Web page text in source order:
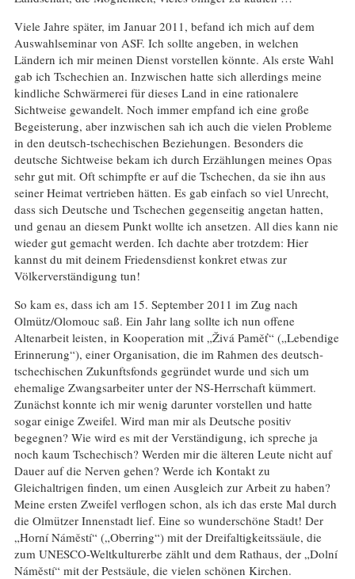
Viele Jahre später, im Januar 2011, befand ich mich auf dem
Auswahlseminar von ASF. Ich sollte angeben, in welchen
Ländern ich mir meinen Dienst vorstellen könnte. Als erste Wahl
gab ich Tschechien an. Inzwischen hatte sich allerdings meine
kindliche Schwärmerei für dieses Land in eine rationalere
Sichtweise gewandelt. Noch immer empfand ich eine große
Begeisterung, aber inzwischen sah ich auch die vielen Probleme
in den deutsch-tschechischen Beziehungen. Besonders die
deutsche Sichtweise bekam ich durch Erzählungen meines Opas
sehr gut mit. Oft schimpfte er auf die Tschechen, da sie ihn aus
seiner Heimat vertrieben hätten. Es gab einfach so viel Unrecht,
dass sich Deutsche und Tschechen gegenseitig angetan hatten,
und genau an diesem Punkt wollte ich ansetzen. All dies kann nie
wieder gut gemacht werden. Ich dachte aber trotzdem: Hier
kannst du mit deinem Friedensdienst konkret etwas zur
Völkerverständigung tun!
So kam es, dass ich am 15. September 2011 im Zug nach
Olmütz/Olomouc saß. Ein Jahr lang sollte ich nun offene
Altenarbeit leisten, in Kooperation mit „Živá Paměť“ („Lebendige
Erinnerung“), einer Organisation, die im Rahmen des deutsch-
tschechischen Zukunftsfonds gegründet wurde und sich um
ehemalige Zwangsarbeiter unter der NS-Herrschaft kümmert.
Zunächst konnte ich mir wenig darunter vorstellen und hatte
sogar einige Zweifel. Wird man mir als Deutsche positiv
begegnen? Wie wird es mit der Verständigung, ich spreche ja
noch kaum Tschechisch? Werden mir die älteren Leute nicht auf
Dauer auf die Nerven gehen? Werde ich Kontakt zu
Gleichaltrigen finden, um einen Ausgleich zur Arbeit zu haben?
Meine ersten Zweifel verflogen schon, als ich das erste Mal durch
die Olmützer Innenstadt lief. Eine so wunderschöne Stadt! Der
„Horní Náměstí“ („Oberring“) mit der Dreifaltigkeitssäule, die
zum UNESCO-Weltkulturerbe zählt und dem Rathaus, der „Dolní
Náměstí“ mit der Pestsäule, die vielen schönen Kirchen.